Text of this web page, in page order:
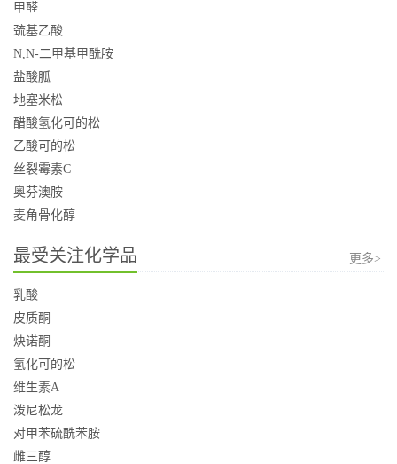
甲醛
巯基乙酸
N,N-二甲基甲酰胺
盐酸胍
地塞米松
醋酸氢化可的松
乙酸可的松
丝裂霉素C
奥芬澳胺
麦角骨化醇
最受关注化学品 更多>
乳酸
皮质酮
炔诺酮
氢化可的松
维生素A
泼尼松龙
对甲苯硫酰苯胺
雌三醇